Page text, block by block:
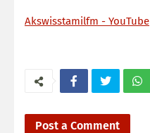
Akswisstamilfm - YouTube
Post a Comment